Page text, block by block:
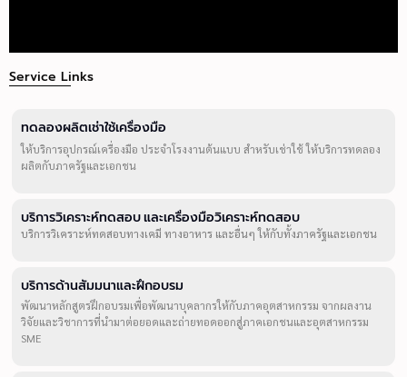
Service Links
ทดลองผลิตเช่าใช้เครื่องมือ
ให้บริการอุปกรณ์เครื่องมือ ประจำโรงงานต้นแบบ สำหรับเช่าใช้ ให้บริการทดลอง
ผลิตกับภาครัฐและเอกชน
บริการวิเคราะห์ทดสอบ และเครื่องมือวิเคราะห์ทดสอบ
บริการวิเคราะห์ทดสอบทางเคมี ทางอาหาร และอื่นๆ ให้กับทั้งภาครัฐและเอกชน
บริการด้านสัมมนาและฝึกอบรม
พัฒนาหลักสูตรฝึกอบรมเพื่อพัฒนาบุคลากรให้กับภาคอุตสาหกรรม จากผลงาน
วิจัยและวิชาการที่นำมาต่อยอดและถ่ายทอดออกสู่ภาคเอกชนและอุตสาหกรรม
SME